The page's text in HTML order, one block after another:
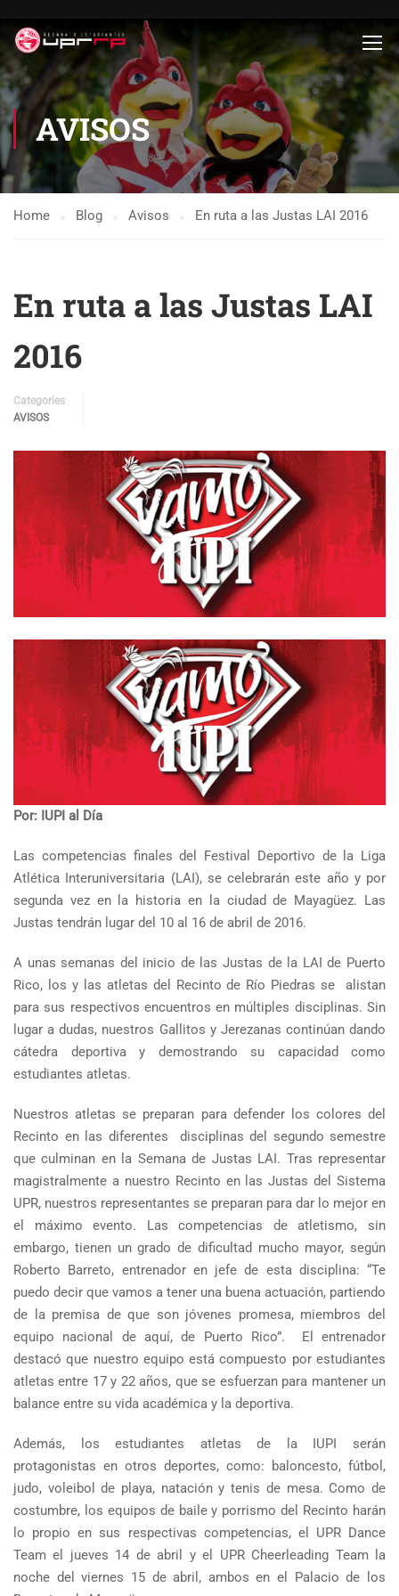
AVISOS
Home Blog Avisos En ruta a las Justas LAI 2016
En ruta a las Justas LAI
2016
Categories
AVISOS
Por: IUPI al Día
Las competencias finales del Festival Deportivo de la Liga
Atlética Interuniversitaria (LAI), se celebrarán este año y por
segunda vez en la historia en la ciudad de Mayagüez. Las
Justas tendrán lugar del 10 al 16 de abril de 2016.
A unas semanas del inicio de las Justas de la LAI de Puerto
Rico, los y las atletas del Recinto de Río Piedras se alistan
para sus respectivos encuentros en múltiples disciplinas. Sin
lugar a dudas, nuestros Gallitos y Jerezanas continúan dando
cátedra deportiva y demostrando su capacidad como
estudiantes atletas.
Nuestros atletas se preparan para defender los colores del
Recinto en las diferentes disciplinas del segundo semestre
que culminan en la Semana de Justas LAI. Tras representar
magistralmente a nuestro Recinto en las Justas del Sistema
UPR, nuestros representantes se preparan para dar lo mejor en
el máximo evento. Las competencias de atletismo, sin
embargo, tienen un grado de dificultad mucho mayor, según
Roberto Barreto, entrenador en jefe de esta disciplina: “Te
puedo decir que vamos a tener una buena actuación, partiendo
de la premisa de que son jóvenes promesa, miembros del
equipo nacional de aquí, de Puerto Rico”. El entrenador
destacó que nuestro equipo está compuesto por estudiantes
atletas entre 17 y 22 años, que se esfuerzan para mantener un
balance entre su vida académica y la deportiva.
Además, los estudiantes atletas de la IUPI serán
protagonistas en otros deportes, como: baloncesto, fútbol,
judo, voleibol de playa, natación y tenis de mesa. Como de
costumbre, los equipos de baile y porrismo del Recinto harán
lo propio en sus respectivas competencias, el UPR Dance
Team el jueves 14 de abril y el UPR Cheerleading Team la
noche del viernes 15 de abril, ambos en el Palacio de los